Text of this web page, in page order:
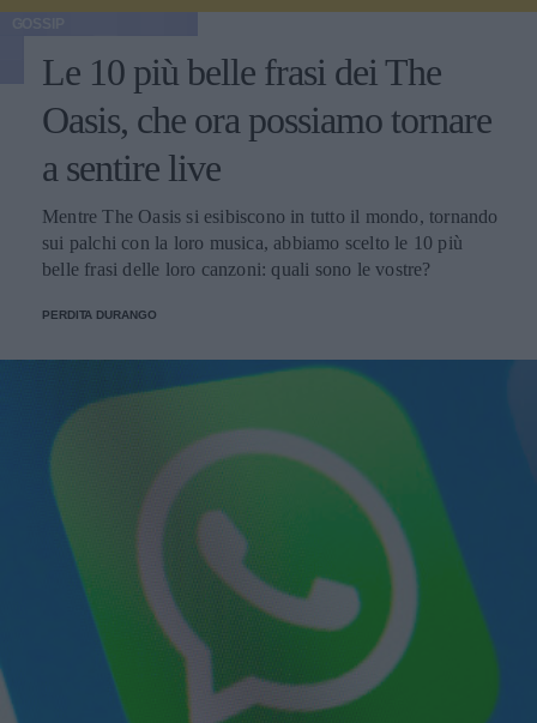
Le 10 più belle frasi dei The
Oasis, che ora possiamo tornare
a sentire live
Mentre The Oasis si esibiscono in tutto il mondo, tornando
sui palchi con la loro musica, abbiamo scelto le 10 più
belle frasi delle loro canzoni: quali sono le vostre?
PERDITA DURANGO